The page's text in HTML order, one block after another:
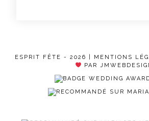
ESPRIT FÊTE - 2026 | MENTIONS
PAR